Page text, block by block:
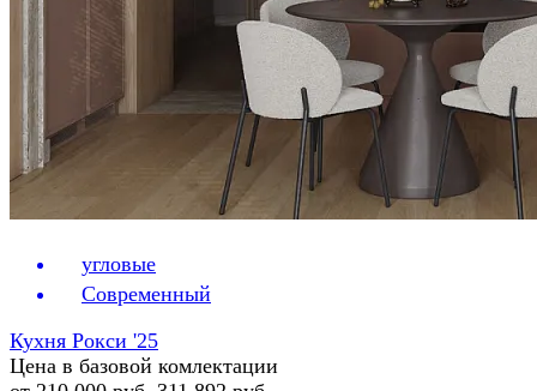
угловые
Современный
Кухня Рокси '25
Цена в базовой комлектации